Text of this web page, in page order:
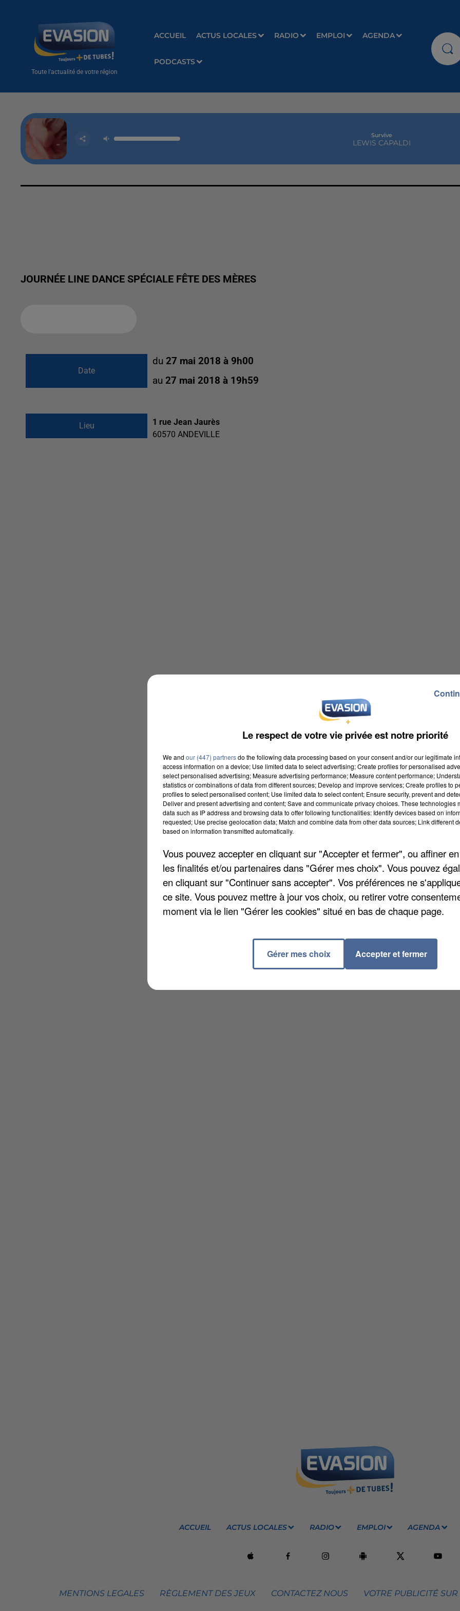
Toute l'actualité de votre région
ACCUEIL ACTUS LOCALES RADIO EMPLOI AGENDA
PODCASTS
Survive
LEWIS CAPALDI
JOURNÉE LINE DANCE SPÉCIALE FÊTE DES MÈRES
Date
du27 mai 2018 à 9h00
au27 mai 2018 à 19h59
Lieu
1 rue Jean Jaurès
60570 ANDEVILLE
ACCUEIL ACTUS LOCALES RADIO EMPLOI AGENDA
MENTIONS LEGALES RÈGLEMENT DES JEUX CONTACTEZ NOUS VOTRE PUBLICITÉ
Le respect de votre vie privée est notre priorité
We and our (447) partnersdo the following data processing based on your consent and/or our legitimate
access information on a device; Use limited data to select advertising; Create profiles for personalised
select personalised advertising; Measure advertising performance; Measure content performance;
statistics or combinations of data from different sources; Develop and improve services; Create profiles to
profiles to select personalised content; Use limited data to select content; Ensure security, prevent and
Deliver and present advertising and content; Save and communicate privacy choices. These technologies
data such as IP address and browsing data to offer following functionalities: Identify devices based on
requested; Use precise geolocation data; Match and combine data from other data sources; Link different
based on information transmitted automatically.
Vous pouvez accepter en cliquant sur "Accepter et fermer", ou affiner
les finalités et/ou partenaires dans "Gérer mes choix". Vous pouvez
en cliquant sur "Continuer sans accepter". Vos préférences ne
ce site. Vous pouvez mettre à jour vos choix, ou retirer votre
moment via le lien "Gérer les cookies" situé en bas de chaque page.
Gérer mes choix Accepter et fermer